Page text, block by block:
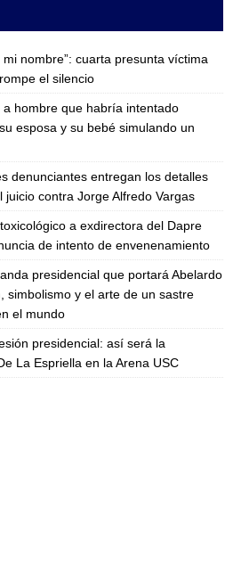
nombre”: cuarta presunta víctima
el silencio
hombre que habría intentado
esposa y su bebé simulando un
denunciantes entregan los detalles
contra Jorge Alfredo Vargas
a exdirectora del Dapre
de intento de envenenamiento
presidencial que portará Abelardo
simbolismo y el arte de un sastre
el mundo
presidencial: así será la
La Espriella en la Arena USC